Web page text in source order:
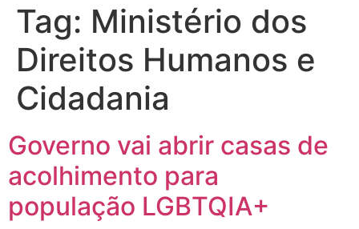
Tag: Ministério dos
Direitos Humanos e
Cidadania
Governo vai abrir casas de
acolhimento para
população LGBTQIA+